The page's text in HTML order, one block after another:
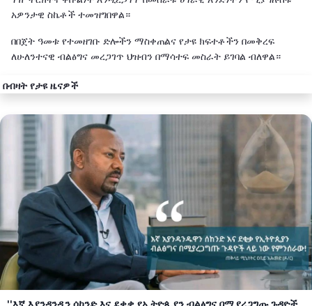
አዎንታዊ ስኬቶች ተመዝግበዋል።
በበጀት ዓመቱ የተመዘገቡ ድሎችን ማስቀጠልና የታዩ ክፍተቶችን በመቅረፍ
ለሁለንተናዊ ብልፅግና መረጋገጥ ህዝብን በማሳተፍ መስራት ይገባል ብለዋል።
በብዛት የታዩ ዜናዎች